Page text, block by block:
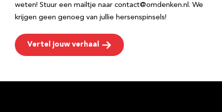
weten! Stuur een mailtje naar contact@omdenken.nl. We
krijgen geen genoeg van jullie hersenspinsels!
Vertel jouw verhaal